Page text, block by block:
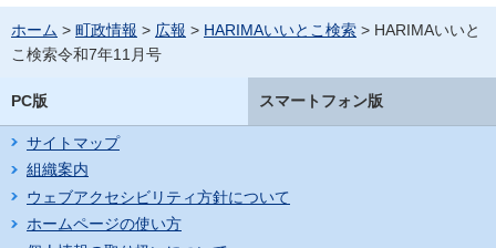
ホーム > 町政情報 > 広報 > HARIMAいいとこ検索 > HARIMAいいと
こ検索令和7年11月号
PC版 スマートフォン版
サイトマップ
組織案内
ウェブアクセシビリティ方針について
ホームページの使い方